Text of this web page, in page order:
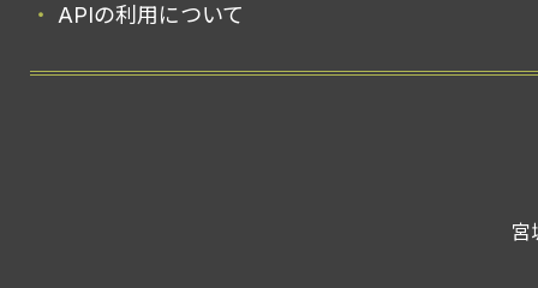
APIの利用について
宮